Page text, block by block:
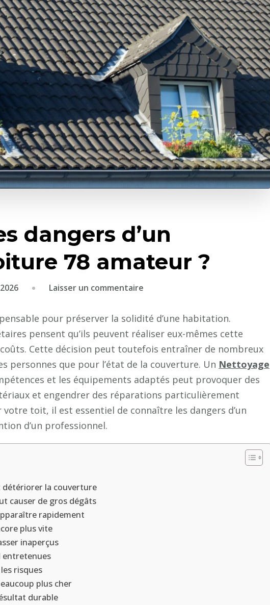
dangers d’un
78 amateur ?
Laisser un commentaire
sont
les
d’un
Nettoyage
toiture
78
amateur
pour préserver la solidité d’une habitation.
pensent qu’ils peuvent réaliser eux-mêmes cette
Cette décision peut toutefois entraîner de nombreux
personnes que pour l’état de la couverture. Un Nettoyage
et les équipements adaptés peut provoquer des
et engendrer des réparations particulièrement
toit, il est essentiel de connaître les dangers d’un
d’un professionnel.
détériorer la couverture
causer de gros dégâts
rapidement
plus vite
inaperçus
entretenues
risques
plus cher
durable